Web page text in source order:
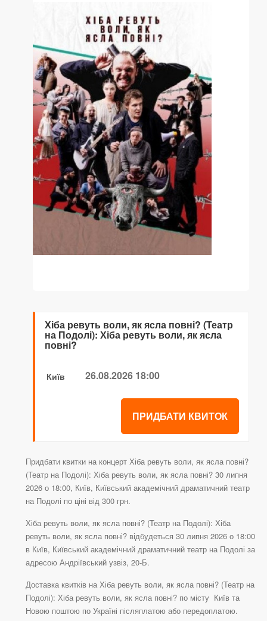
Хіба ревуть воли, як ясла повні? (Театр
на Подолі): Хіба ревуть воли, як ясла
повні?
Київ 26.08.2026 18:00
ПРИДБАТИ КВИТОК
Придбати квитки на концерт Хіба ревуть воли, як ясла повні?
(Театр на Подолі): Хіба ревуть воли, як ясла повні? 30 липня
2026 о 18:00, Київ, Київський академічний драматичний театр
на Подолі по ціні від 300 грн.
Хіба ревуть воли, як ясла повні? (Театр на Подолі): Хіба
ревуть воли, як ясла повні? відбудеться 30 липня 2026 о 18:00
в Київ, Київський академічний драматичний театр на Подолі за
адресою Андріївський узвіз, 20-Б.
Доставка квитків на Хіба ревуть воли, як ясла повні? (Театр на
Подолі): Хіба ревуть воли, як ясла повні? по місту Київ та
Новою поштою по Україні післяплатою або передоплатою.